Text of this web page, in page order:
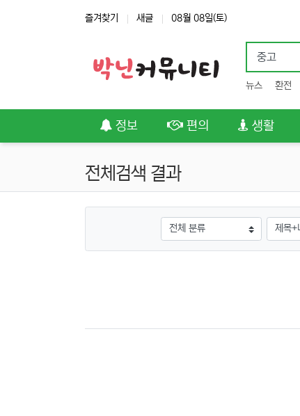
즐겨찾기 새글 08월 08일(토)
뉴스 환전
정보 편의 생활
전체검색 결과
그룹 검색조건